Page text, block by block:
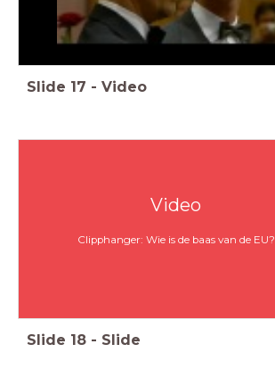
Slide 17 - Video
Video
Clipphanger: Wie is de baas van de EU?
Slide 18 - Slide